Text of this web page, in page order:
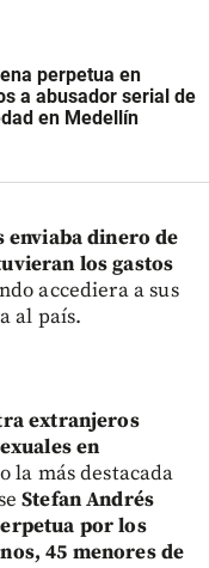
perpetua en
a abusador serial de
en Medellín
enviaba dinero de
los gastos
accediera a sus
al país.
extranjeros
en
la más destacada
Stefan Andrés
por los
45 menores de